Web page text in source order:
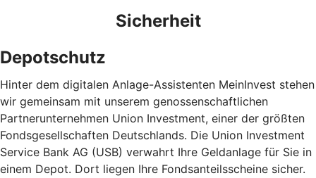
Sicherheit
Depotschutz
Hinter dem digitalen Anlage-Assistenten MeinInvest stehen
wir gemeinsam mit unserem genossenschaftlichen
Partnerunternehmen Union Investment, einer der größten
Fondsgesellschaften Deutschlands. Die Union Investment
Service Bank AG (USB) verwahrt Ihre Geldanlage für Sie in
einem Depot. Dort liegen Ihre Fondsanteilsscheine sicher.